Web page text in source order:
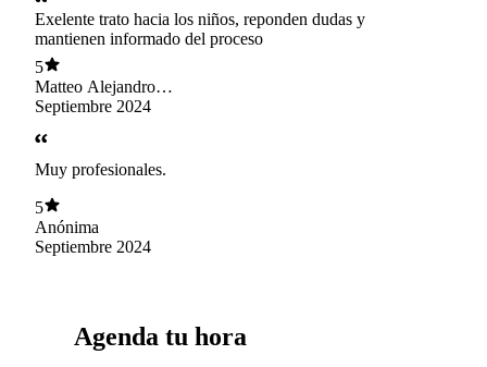
Exelente trato hacia los niños, reponden dudas y
mantienen informado del proceso
5
Matteo Alejandro
Martin Ulloa
Septiembre 2024
Muy profesionales.
5
Anónima
Septiembre 2024
Agenda tu hora